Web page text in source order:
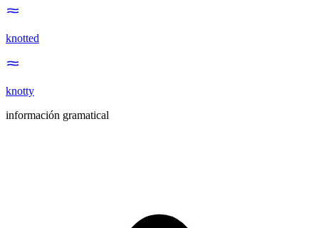
knotted
knotty
información gramatical